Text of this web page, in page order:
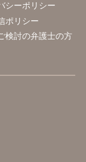
シーポリシー
ポリシー
検討の弁護士の方